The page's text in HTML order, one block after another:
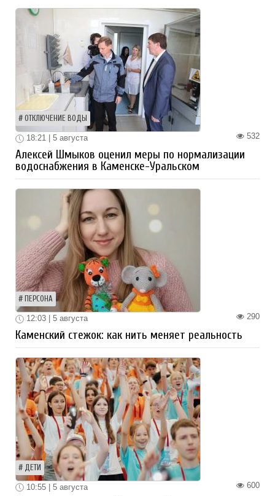
ОТКЛЮЧЕНИЕ ВОДЫ
532
18:21 | 5 августа
Алексей Шмыков оценил меры по нормализации
водоснабжения в Каменске-Уральском
ПЕРСОНА
290
12:03 | 5 августа
Каменский стежок: как нить меняет реальность
ДЕТИ
600
10:55 | 5 августа